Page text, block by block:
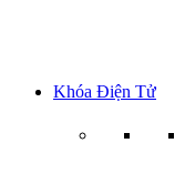
Khóa Điện Tử